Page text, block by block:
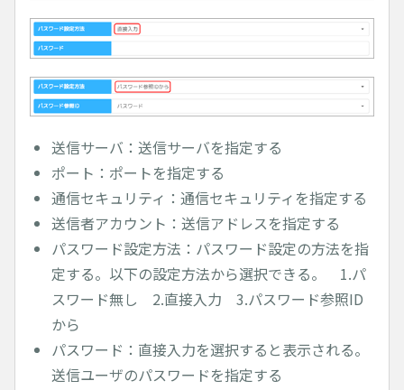
送信サーバ：送信サーバを指定する
ポート：ポートを指定する
通信セキュリティ：通信セキュリティを指定する
送信者アカウント：送信アドレスを指定する
パスワード設定方法：パスワード設定の方法を指
定する。以下の設定方法から選択できる。 1.パ
スワード無し 2.直接入力 3.パスワード参照ID
から
パスワード：直接入力を選択すると表示される。
送信ユーザのパスワードを指定する